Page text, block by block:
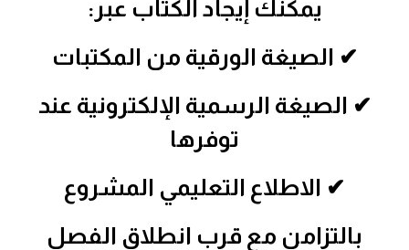
يمكنك إيجاد الكتاب عبر:
✔ الصيغة الورقية من المكتبات
✔ الصيغة الرسمية الإلكترونية عند
توفرها
✔ الاطلاع التعليمي المشروع
بالتزامن مع قرب انطلاق الفصل